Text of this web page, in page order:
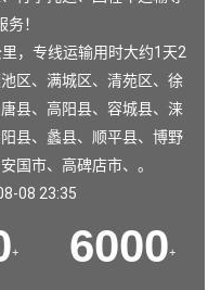
！
，专线运输用时大约1天2
区、满城区、清苑区、徐
县、高阳县、容城县、涞
县、蠡县、顺平县、博野
国市、高碑店市、。
08 23:35
+ 6000+